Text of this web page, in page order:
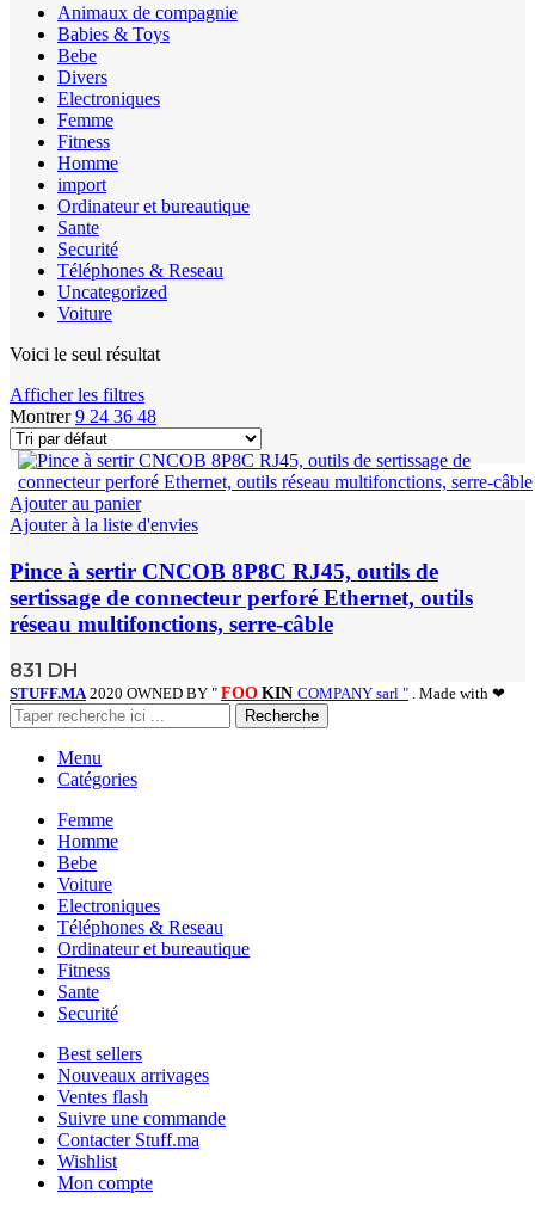
Animaux de compagnie
Babies & Toys
Bebe
Divers
Electroniques
Femme
Fitness
Homme
import
Ordinateur et bureautique
Sante
Securité
Téléphones & Reseau
Uncategorized
Voiture
Voici le seul résultat
Afficher les filtres
Montrer9 24 36 48
Ajouter au panier
Ajouter à la liste d'envies
Pince à sertir CNCOB 8P8C RJ45, outils de
sertissage de connecteur perforé Ethernet, outils
réseau multifonctions, serre-câble
831 DH
STUFF.MA 2020 OWNED BY " FOO KIN COMPANY sarl " . Made with ❤
Recherche
Menu
Catégories
Femme
Homme
Bebe
Voiture
Electroniques
Téléphones & Reseau
Ordinateur et bureautique
Fitness
Sante
Securité
Best sellers
Nouveaux arrivages
Ventes flash
Suivre une commande
Contacter Stuff.ma
Wishlist
Mon compte